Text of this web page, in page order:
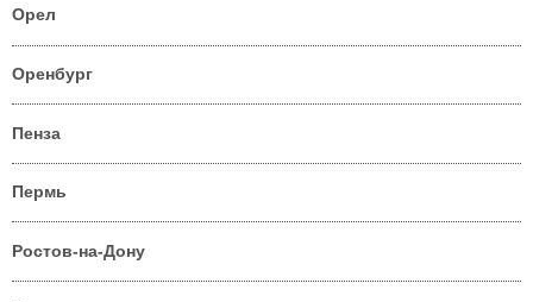
Орел
Оренбург
Пенза
Пермь
Ростов-на-Дону